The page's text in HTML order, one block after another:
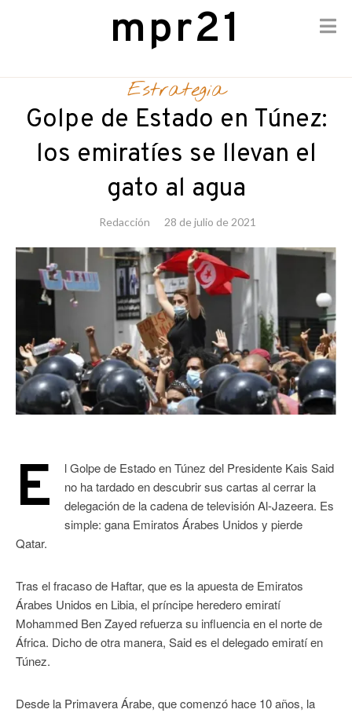
content
mpr21
Estrategia
Golpe de Estado en Túnez:
los emiratíes se llevan el
gato al agua
Redacción 28 de julio de 2021
E
l Golpe de Estado en Túnez del Presidente Kais Said
no ha tardado en descubrir sus cartas al cerrar la
delegación de la cadena de televisión Al-Jazeera. Es
simple: gana Emiratos Árabes Unidos y pierde
Qatar.
Tras el fracaso de Haftar, que es la apuesta de Emiratos
Árabes Unidos en Libia, el príncipe heredero emiratí
Mohammed Ben Zayed refuerza su influencia en el norte de
África. Dicho de otra manera, Said es el delegado emiratí en
Túnez.
Desde la Primavera Árabe, que comenzó hace 10 años, la